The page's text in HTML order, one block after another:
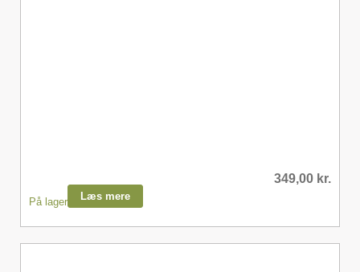
349,00 kr.
På lager Læs mere